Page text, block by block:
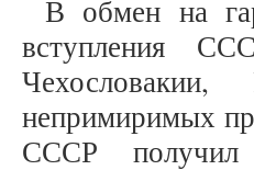
В обмен на
вступления
непримиримых
СССР